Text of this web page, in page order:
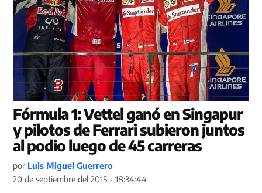
Fórmula 1: Vettel ganó en Singapur
y pilotos de Ferrari subieron juntos
al podio luego de 45 carreras
por Luis Miguel Guerrero
20 de septiembre del 2015 - 18:34:44